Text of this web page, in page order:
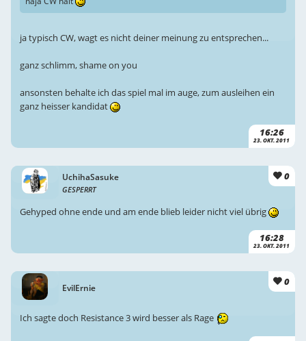
16:26
23. OKT. 2011
ja typisch CW, wagt es nicht deiner meinung zu entsprechen...
ganz schlimm, shame on you
ansonsten behalte ich das spiel mal im auge, zum ausleihen ein
ganz heisser kandidat
UchihaSasuke
GESPERRT
0
16:28
23. OKT. 2011
Gehyped ohne ende und am ende blieb leider nicht viel übrig
EvilErnie
0
Ich sagte doch Resistance 3 wird besser als Rage